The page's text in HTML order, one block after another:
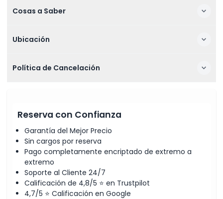
Cosas a Saber
Ubicación
Política de Cancelación
Reserva con Confianza
Garantía del Mejor Precio
Sin cargos por reserva
Pago completamente encriptado de extremo a
extremo
Soporte al Cliente 24/7
Calificación de 4,8/5 ⭐ en Trustpilot
4,7/5 ⭐ Calificación en Google